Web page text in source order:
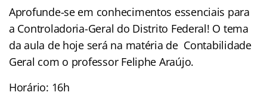
Aprofunde-se em conhecimentos essenciais para
a Controladoria-Geral do Distrito Federal! O tema
da aula de hoje será na matéria de Contabilidade
Geral com o professor Feliphe Araújo.
Horário: 16h